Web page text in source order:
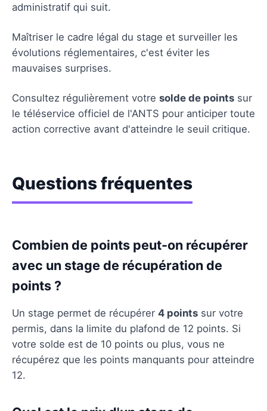
administratif qui suit.
Maîtriser le cadre légal du stage et surveiller les
évolutions réglementaires, c'est éviter les
mauvaises surprises.
Consultez régulièrement votre solde de points sur
le téléservice officiel de l'ANTS pour anticiper toute
action corrective avant d'atteindre le seuil critique.
Questions fréquentes
Combien de points peut-on récupérer
avec un stage de récupération de
points ?
Un stage permet de récupérer 4 points sur votre
permis, dans la limite du plafond de 12 points. Si
votre solde est de 10 points ou plus, vous ne
récupérez que les points manquants pour atteindre
12.